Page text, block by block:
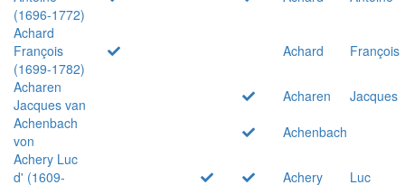
(1696-1772)
Achard
François
(1699-1782)
Achard
François
Acharen
Jacques van
Acharen
Jacques
Achenbach
von
Achenbach
Achery Luc
d' (1609-
Achery
Luc